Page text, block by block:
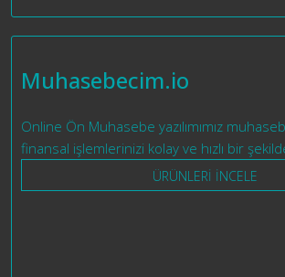
Muhasebecim.io
Online Ön Muhasebe yazılımımız
finansal işlemlerinizi kolay ve hızlı bir
ÜRÜNLERİ İNCELE